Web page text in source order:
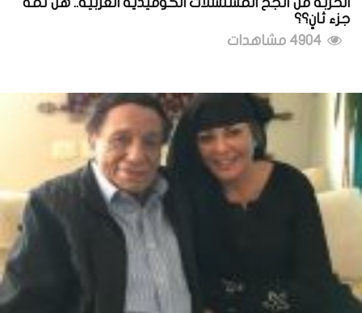
الخربة من أنجح المسلسلات الكوميدية العربية.. هل ثمة
جزء ثانٍ؟؟